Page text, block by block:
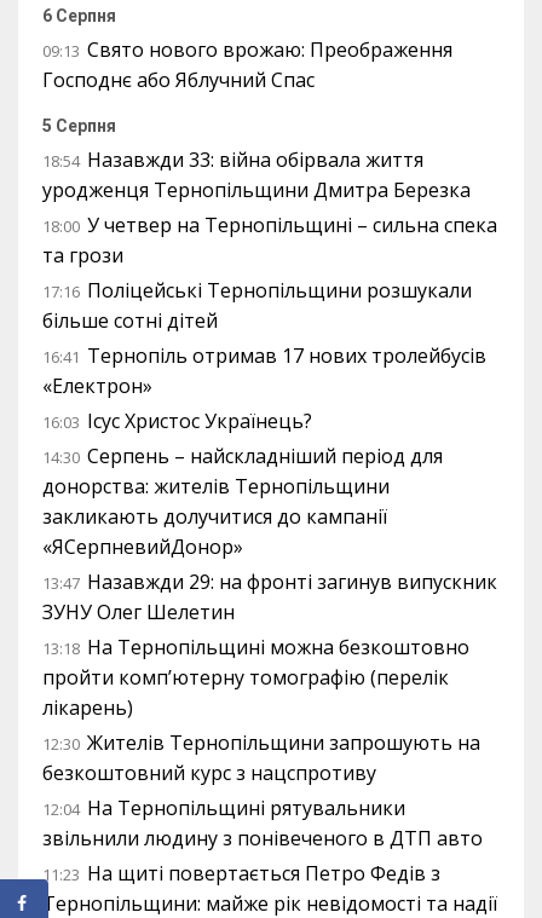
6 Серпня
09:13 Свято нового врожаю: Преображення
Господнє або Яблучний Спас
5 Серпня
18:54 Назавжди 33: війна обірвала життя
уродженця Тернопільщини Дмитра Березка
18:00 У четвер на Тернопільщині – сильна спека
та грози
17:16 Поліцейські Тернопільщини розшукали
більше сотні дітей
16:41 Тернопіль отримав 17 нових тролейбусів
«Електрон»
16:03 Ісус Христос Українець?
14:30 Серпень – найскладніший період для
донорства: жителів Тернопільщини
закликають долучитися до кампанії
«ЯСерпневийДонор»
13:47 Назавжди 29: на фронті загинув випускник
ЗУНУ Олег Шелетин
13:18 На Тернопільщині можна безкоштовно
пройти комп’ютерну томографію (перелік
лікарень)
12:30 Жителів Тернопільщини запрошують на
безкоштовний курс з нацспротиву
12:04 На Тернопільщині рятувальники
звільнили людину з понівеченого в ДТП авто
11:23 На щиті повертається Петро Федів з
Тернопільщини: майже рік невідомості та надії